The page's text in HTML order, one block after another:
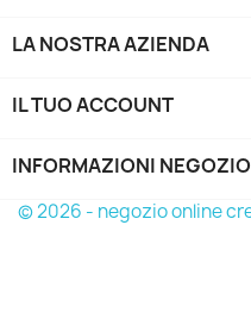
LA NOSTRA AZIENDA
IL TUO ACCOUNT
INFORMAZIONI NEGOZIO
© 2026 - negozio online